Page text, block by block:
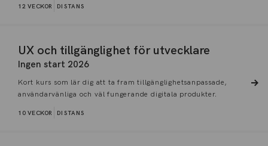
12 VECKOR DISTANS
UX och tillgänglighet för utvecklare
Ingen start 2026
Kort kurs som lär dig att ta fram tillgänglighetsanpassade,
användarvänliga och väl fungerande digitala produkter.
10 VECKOR DISTANS